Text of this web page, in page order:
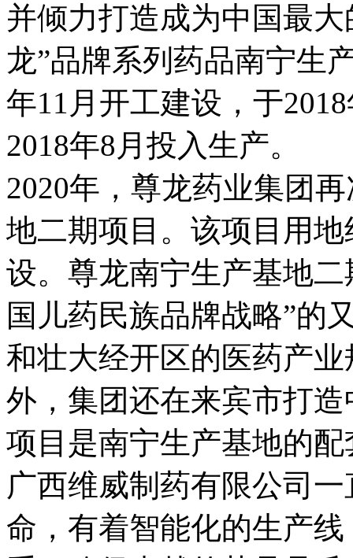
并倾力打造成为中国最
龙”品牌系列药品南宁生
年11月开工建设，于
2018年8月投入生产。
2020年，尊龙药业集团
地二期项目。该项目用
设。尊龙南宁生产基地
国儿药民族品牌战略”的
和壮大经开区的医药产
外，集团还在来宾市打
项目是南宁生产基地的
广西维威制药有限公司
命，有着智能化的生产